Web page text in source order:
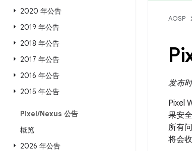
2020 年公告
2019 年公告
2018 年公告
2017 年公告
2016 年公告
2015 年公告
Pixel/Nexus 公告
概览
2026 年公告
AOSP
发布
Pixel
果安
所有
将会